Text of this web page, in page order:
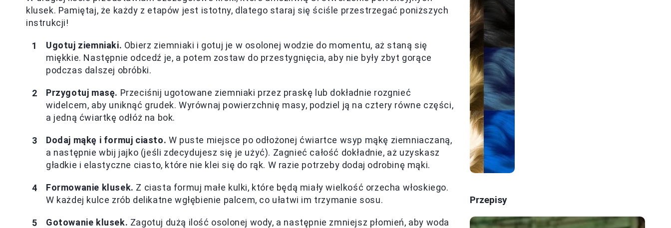
klusek. Pamiętaj, że każdy z etapów jest istotny, dlatego staraj się ściśle przestrzegać poniższych
instrukcji!
Ugotuj ziemniaki. Obierz ziemniaki i gotuj je w osolonej wodzie do momentu, aż staną się
miękkie. Następnie odcedź je, a potem zostaw do przestygnięcia, aby nie były zbyt gorące
podczas dalszej obróbki.
Przygotuj masę. Przeciśnij ugotowane ziemniaki przez praskę lub dokładnie rozgnieć
widelcem, aby uniknąć grudek. Wyrównaj powierzchnię masy, podziel ją na cztery równe części,
a jedną ćwiartkę odłóż na bok.
Dodaj mąkę i formuj ciasto. W puste miejsce po odłożonej ćwiartce wsyp mąkę ziemniaczaną,
a następnie wbij jajko (jeśli zdecydujesz się je użyć). Zagnieć całość dokładnie, aż uzyskasz
gładkie i elastyczne ciasto, które nie klei się do rąk. W razie potrzeby dodaj odrobinę mąki.
Formowanie klusek. Z ciasta formuj małe kulki, które będą miały wielkość orzecha włoskiego.
W każdej kulce zrób delikatne wgłębienie palcem, co ułatwi im trzymanie sosu.
Gotowanie klusek. Zagotuj dużą ilość osolonej wody, a następnie zmniejsz płomień, aby woda
Przepisy